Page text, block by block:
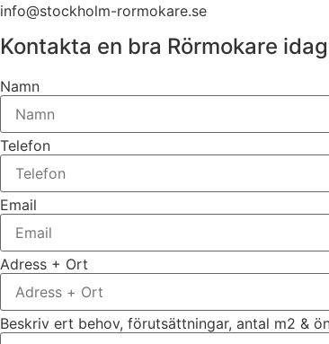
info@stockholm-rormokare.se
Kontakta en bra Rörmokare
Namn
Telefon
Email
Adress + Ort
Beskriv ert behov, förutsättningar, antal m2 &